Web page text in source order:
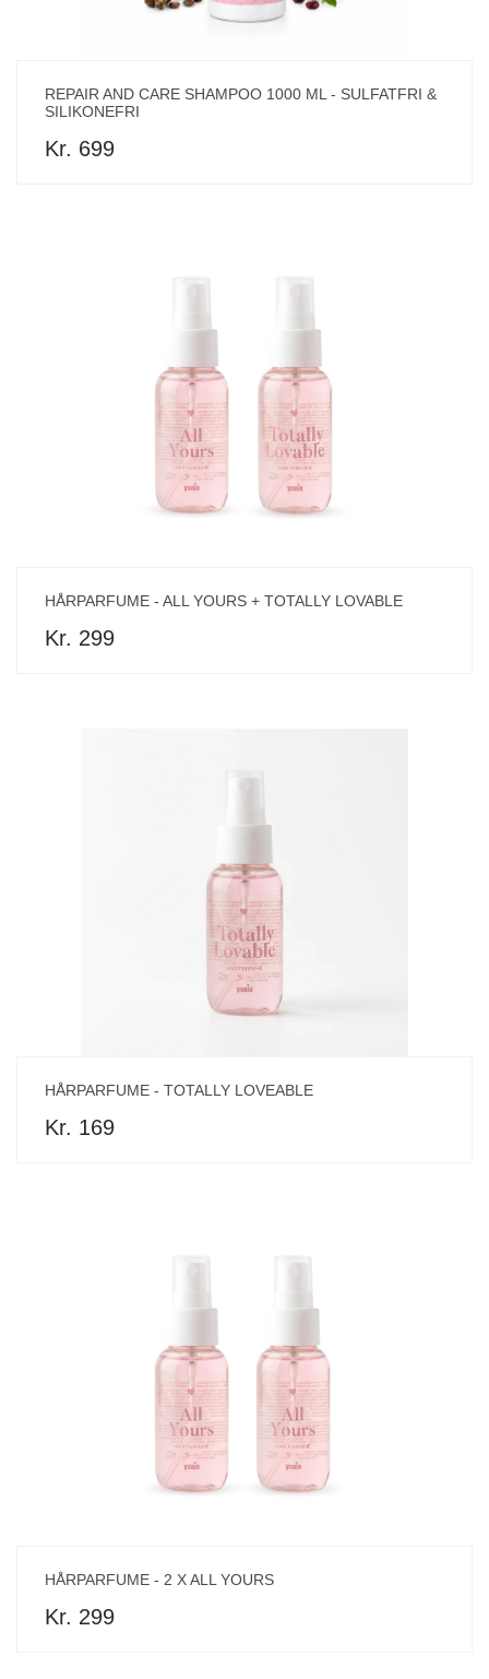
REPAIR AND CARE SHAMPOO 1000 ML - SULFATFRI &
SILIKONEFRI
Kr. 699
HÅRPARFUME - ALL YOURS + TOTALLY LOVABLE
Kr. 299
HÅRPARFUME - TOTALLY LOVEABLE
Kr. 169
HÅRPARFUME - 2 X ALL YOURS
Kr. 299